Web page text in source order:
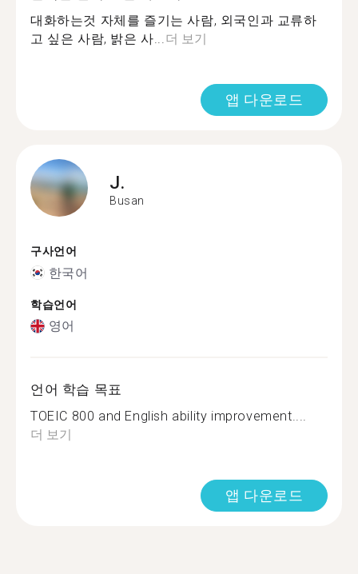
대화하는것 자체를 즐기는 사람, 외국인과 교류하
고 싶은 사람, 밝은 사...더 보기
앱 다운로드
J.
Busan
구사언어
한국어
학습언어
영어
언어 학습 목표
TOEIC 800 and English ability improvement....
더 보기
앱 다운로드